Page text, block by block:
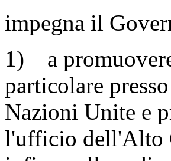
impegna il
1) a
particolare
Nazioni Unite e
l'ufficio dell'Alto